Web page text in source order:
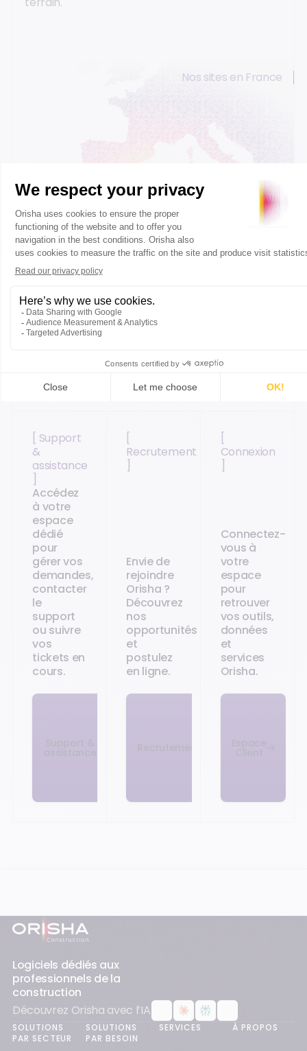
Nos sites en France
CaenParis
Bordeaux
Votre demande concerne autre chose ?
Accédez directement aux pages les plus
[ Support
&
assistance
Accédez
à votre
espace
dédié
pour
gérer vos
demandes,
contacter
le
support
ou suivre
vos
tickets en
cours.
Support &
assistance
Recrutement
Envie de
rejoindre
Orisha ?
Découvrez
nos
opportunités
et
postulez
en ligne.
Recrutement
Connexion
Connectez-
vous à
votre
espace
pour
retrouver
vos outils,
données
et
services
Orisha.
Espace
Client
Pied-de-page
Logiciels dédiés aux
professionnels de la
construction
Découvrez Orisha avec l’IA
SOLUTIONS
PAR SECTEUR
SOLUTIONS
PAR BESOIN
SERVICES À PROPOS